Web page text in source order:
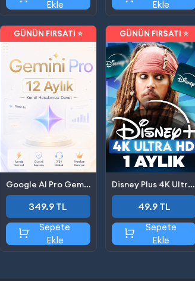
Ekle
Ekle
GÜNÜN FIRSATI ⭐
Google AI Pro Gemini 12 Aylık
349.9 TL
Sepete
Ekle
GÜNÜN FIRSATI ⭐
Disney Plus 4K Ultra HD 1 Aylık
49.9 TL
Sepete
Ekle